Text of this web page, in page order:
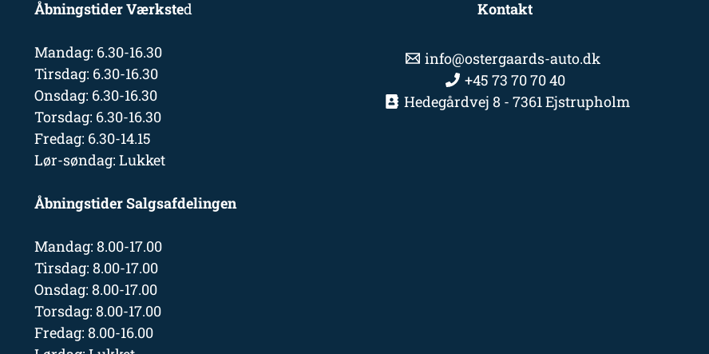
Åbningstider Værksted
Mandag: 6.30-16.30
Tirsdag: 6.30-16.30
Onsdag: 6.30-16.30
Torsdag: 6.30-16.30
Fredag: 6.30-14.15
Lør-søndag: Lukket
Åbningstider Salgsafdelingen
Mandag: 8.00-17.00
Tirsdag: 8.00-17.00
Onsdag: 8.00-17.00
Torsdag: 8.00-17.00
Fredag: 8.00-16.00
Kontakt
info@ostergaards-auto.dk
+45 73 70 70 40
Hedegårdvej 8 - 7361 Ejstrupholm